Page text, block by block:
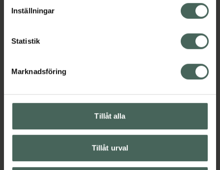
lagligheten av behandling som skett innan återkallelsen.
Inställningar
Statistik
Marknadsföring
Tillåt alla
Tillåt urval
För synlig reducering av djupa rynkor.
för kollagen, elastin och hyaluronsyra – för ett
ATP PRECURSOR
Skyddar mot synliga hudskador. Stödjer
hudens energibärande molekyler och
bidrar till synlig hudföryngring.